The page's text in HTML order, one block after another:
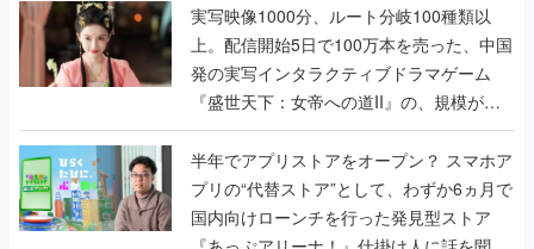
んだレジェンド2人に訊く開発秘話
実写映像1000分、ルート分岐100種類以
上。配信開始5日で100万本を売った、中国
発の実写インタラクティブドラマゲーム
『盛世天下：女帝への道II』の、規模が違
うこだわりをプロデューサーに聞いた
半年でアプリストアをオープン？ スマホア
プリの“代替ストア”として、わずか6ヵ月で
国内向けローンチを行った発見型ストア